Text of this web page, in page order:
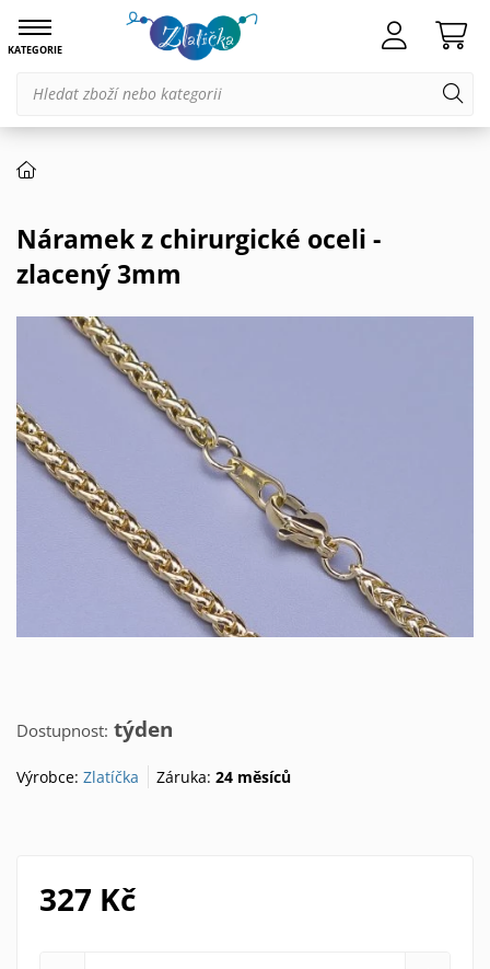
KATEGORIE
Náramek z chirurgické oceli -
zlacený 3mm
Dostupnost: týden
Výrobce: Zlatíčka Záruka:24 měsíců
327 Kč